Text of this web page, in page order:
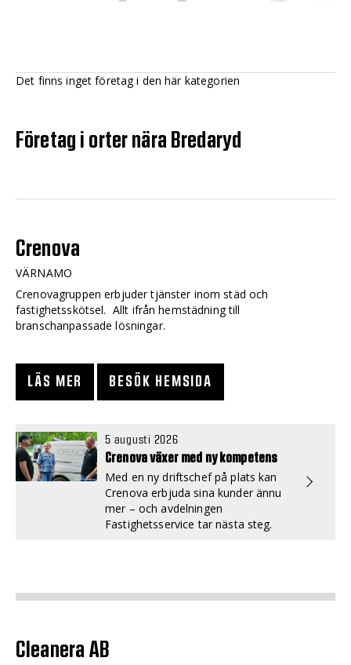
Det finns inget företag i den här kategorien
Företag i orter nära Bredaryd
Crenova
VÄRNAMO
Crenovagruppen erbjuder tjänster inom städ och
fastighetsskötsel. Allt ifrån hemstädning till
branschanpassade lösningar.
LÄS MER BESÖK HEMSIDA
5 augusti 2026
Crenova växer med ny kompetens
Med en ny driftschef på plats kan
Crenova erbjuda sina kunder ännu
mer – och avdelningen
Fastighetsservice tar nästa steg.
Cleanera AB